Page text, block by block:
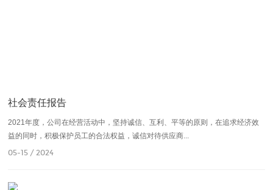
社会责任报告
2021年度，公司在经营活动中，坚持诚信、互利、平等的原则，在追求经济效
益的同时，积极保护员工的合法权益，诚信对待供应商...
05-15 / 2024